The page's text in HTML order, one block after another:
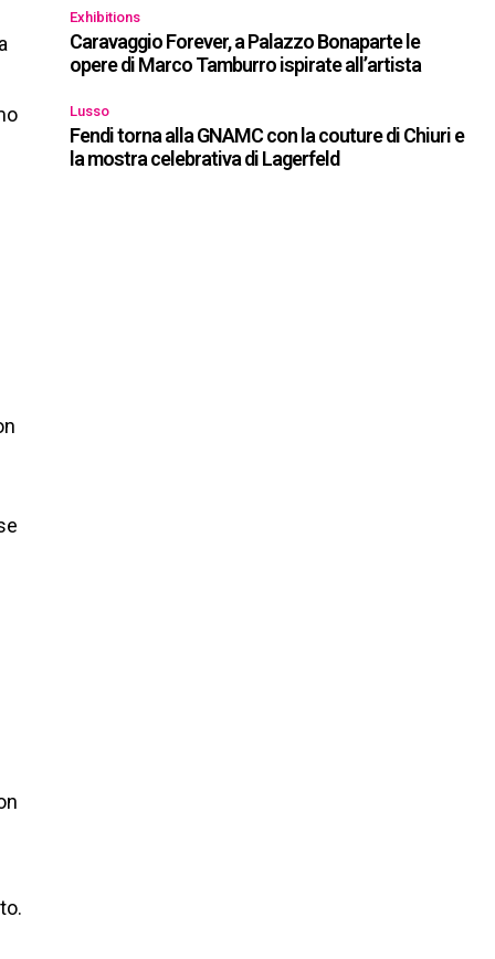
Exhibitions
Caravaggio Forever, a Palazzo Bonaparte le
opere di Marco Tamburro ispirate all’artista
Lusso
Fendi torna alla GNAMC con la couture di Chiuri e
la mostra celebrativa di Lagerfeld